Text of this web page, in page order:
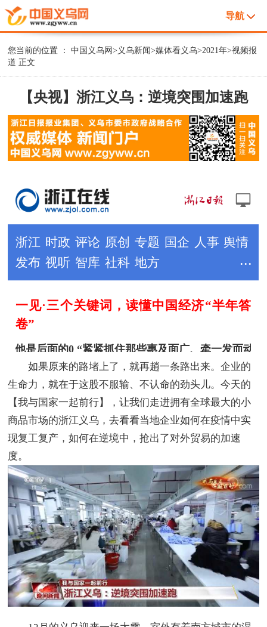
导航
您当前的位置 ：中国义乌网> 义乌新闻>媒体看义乌>2021年>视频报
道 正文
【央视】浙江义乌：逆境突围加速跑
如果原来的路堵上了，就再趟一条路出来。企业的
生命力，就在于这股不服输、不认命的劲头儿。今天的
【我与国家一起前行】，让我们走进拥有全球最大的小
商品市场的浙江义乌，去看看当地企业如何在疫情中实
现复工复产，如何在逆境中，抢出了对外贸易的加速
度。